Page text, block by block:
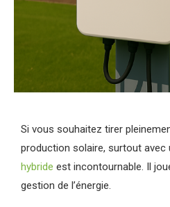
Si vous souhaitez tirer
production solaire, surtout avec
hybride est incontournable. Il
gestion de l’énergie.